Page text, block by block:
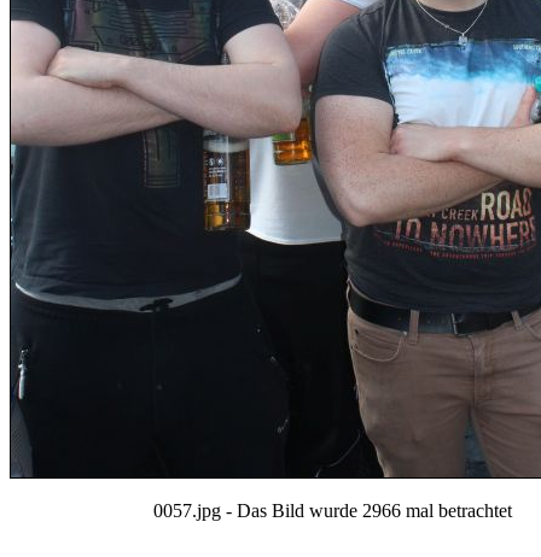
0057.jpg - Das Bild wurde 2966 mal betrachtet